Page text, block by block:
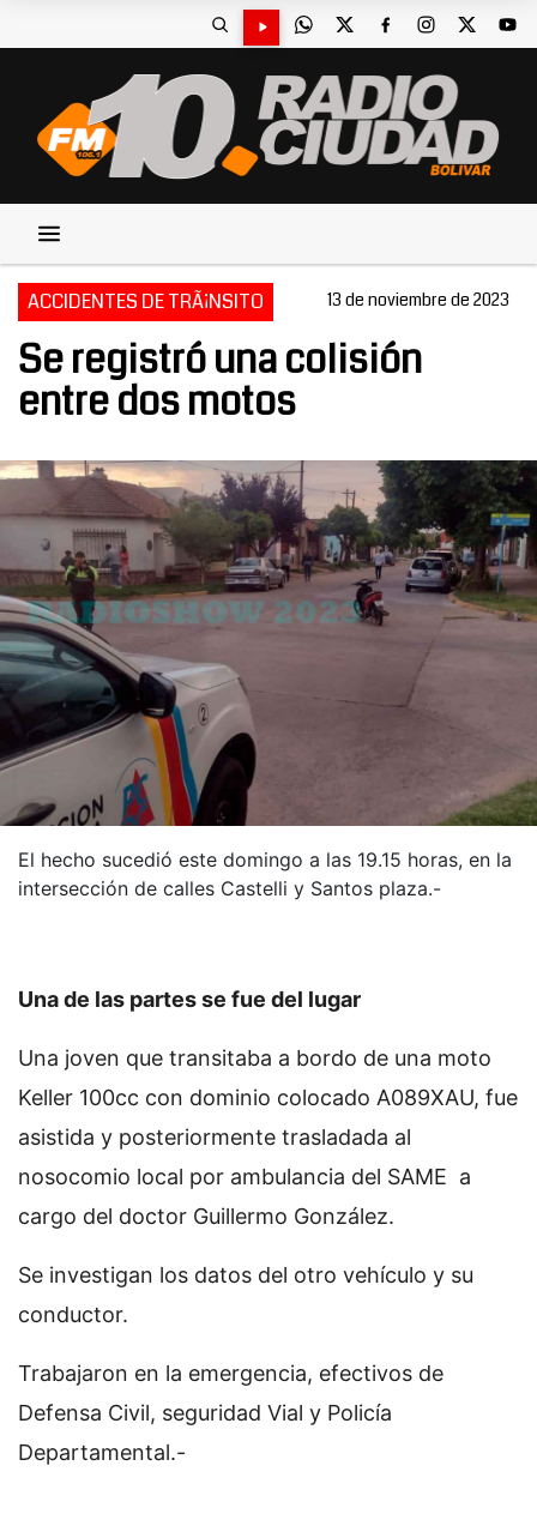
ACCIDENTES DE TRÃ¡NSITO 13 de noviembre de 2023
Se registró una colisión
entre dos motos
El hecho sucedió este domingo a las 19.15 horas, en la
intersección de calles Castelli y Santos plaza.-
Una de las partes se fue del lugar
Una joven que transitaba a bordo de una moto
Keller 100cc con dominio colocado A089XAU, fue
asistida y posteriormente trasladada al
nosocomio local por ambulancia del SAME a
cargo del doctor Guillermo González.
Se investigan los datos del otro vehículo y su
conductor.
Trabajaron en la emergencia, efectivos de
Defensa Civil, seguridad Vial y Policía
Departamental.-